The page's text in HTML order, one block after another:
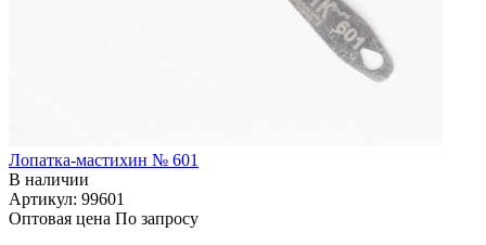
Лопатка-мастихин № 601
В наличии
Артикул: 99601
Оптовая цена По запросу